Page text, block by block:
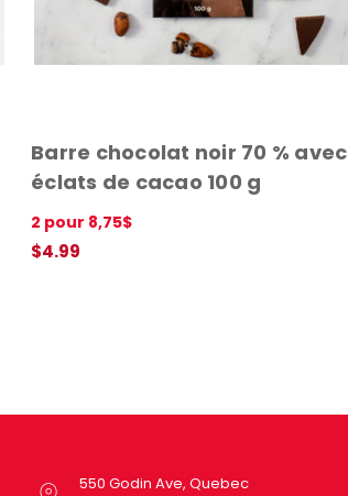
Barre chocolat noir 70 % avec
éclats de cacao 100 g
2 pour 8,75$
$4.99
550 Godin Ave, Quebec